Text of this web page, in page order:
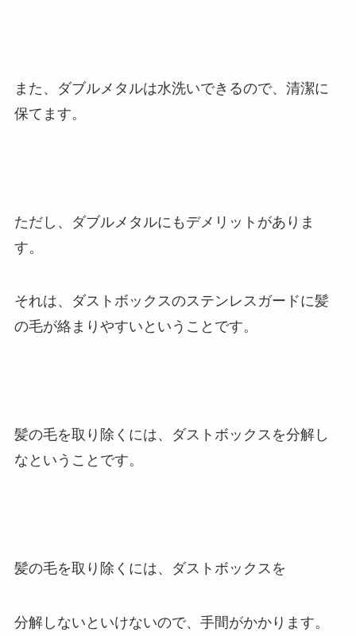
また、ダブルメタルは水洗いできるので、清潔に
保てます。
ただし、ダブルメタルにもデメリットがありま
す。
それは、ダストボックスのステンレスガードに髪
の毛が絡まりやすいということです。
髪の毛を取り除くには、ダストボックスを分解し
なということです。
髪の毛を取り除くには、ダストボックスを
分解しないといけないので、手間がかかります。